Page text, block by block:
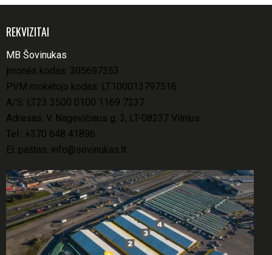
REKVIZITAI
MB Šovinukas
Įmonės kodas: 305697353
PVM mokėtojo kodas: LT100013797516
A/S: LT23 3500 0100 1169 7237
Adresas: V. Nagevičiaus g. 3, LT-08237 Vilnius
Tel.: +370 648 41896
El. paštas: info@sovinukas.lt